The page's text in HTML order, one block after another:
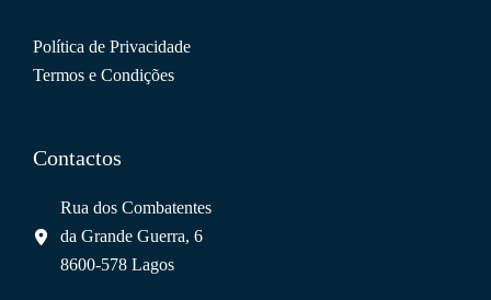
Política de Privacidade
Termos e Condições
Contactos
Rua dos Combatentes
da Grande Guerra, 6
8600-578 Lagos